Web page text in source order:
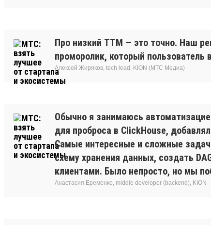
Про низкий TTM — это точно. Наш
проморолик, который пользователь
Алексей Жиряков, tech lead, KION (МТС Медиа)
Обычно я занимаюсь
для проброса в ClickHouse,
Самые интересные и сложные
схему хранения данных, создать
клиентами. Было непросто, но мы
Анастасия Еременко, middle developer (backend), KION